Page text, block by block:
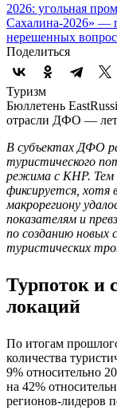
2026: угольная
Сахалина-2026» —
нерешенных
Поделиться
Туризм
Бюллетень
отрасли ДФО —
В субъектах ДФО
туристического
режима с КНР. Тем
фиксируется, хотя
макрорегиону
показателям и
по созданию новых
туристических
Турпоток и
локаций
По итогам
количества
9% относительно
на 42%
регионов-лидеров